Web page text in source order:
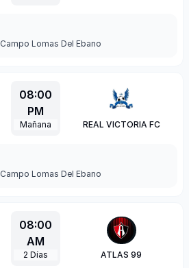
Campo Lomas Del Ebano
08:00
PM
Mañana REAL VICTORIA FC
Campo Lomas Del Ebano
08:00
AM
2 Días ATLAS 99